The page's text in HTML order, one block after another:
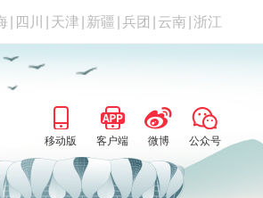
四川 天津 新疆 兵团 云南 浙江
移动版 客户端 微博 公众号